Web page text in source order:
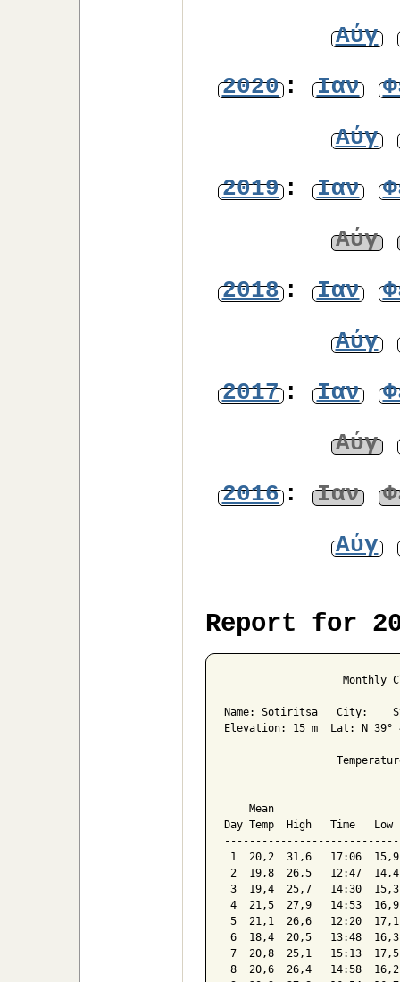
Αύγ
2020: Ιαν
Αύγ
2019: Ιαν
Αύγ
2018: Ιαν
Αύγ
2017: Ιαν
Αύγ
2016: Ιαν
Αύγ
Report for
Monthly
Name: Sotiritsa   City:
Elevation: 15 m  Lat: N
Mean
Day Temp  High   Time
1  20,2  31,6   17:06
2  19,8  26,5   12:47
3  19,4  25,7   14:30
4  21,5  27,9   14:53
5  21,1  26,6   12:20
6  18,4  20,5   13:48
7  20,8  25,1   15:13
8  20,6  26,4   14:58